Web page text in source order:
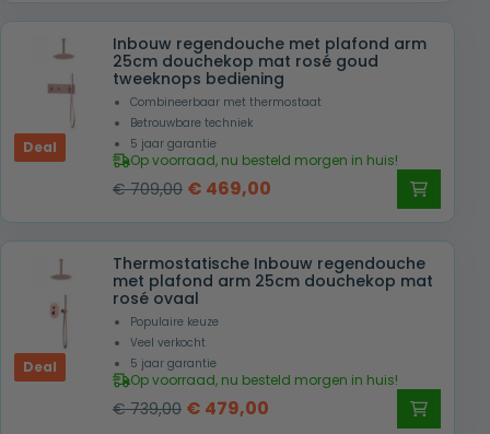
was:
€ 739,00.
is:
€ 489,00.
Inbouw regendouche met plafond arm
25cm douchekop mat rosé goud
tweeknops bediening
Combineerbaar met thermostaat
Betrouwbare techniek
5 jaar garantie
Op voorraad, nu besteld morgen in huis!
€709,00 Oorspronkelijke
was:
€ 709,00.
€ 469,00
is:
€ 469,00.
Deal
Thermostatische Inbouw regendouche
met plafond arm 25cm douchekop mat
rosé ovaal
Populaire keuze
Veel verkocht
5 jaar garantie
Op voorraad, nu besteld morgen in huis!
€739,00 Oorspronkelijke
€ 479,00
Deal